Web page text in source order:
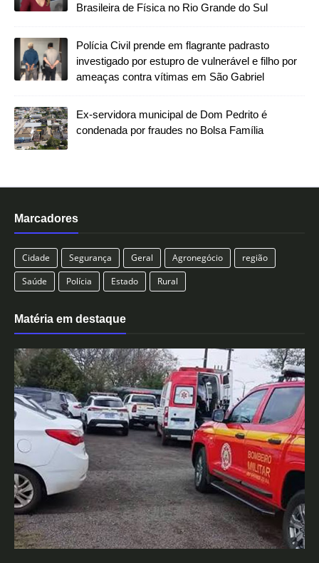
Brasileira de Física no Rio Grande do Sul
Polícia Civil prende em flagrante padrasto
investigado por estupro de vulnerável e filho por
ameaças contra vítimas em São Gabriel
Ex-servidora municipal de Dom Pedrito é
condenada por fraudes no Bolsa Família
Marcadores
Cidade Segurança Geral Agronegócio
região
Saúde
Polícia Estado Rural
Matéria em destaque